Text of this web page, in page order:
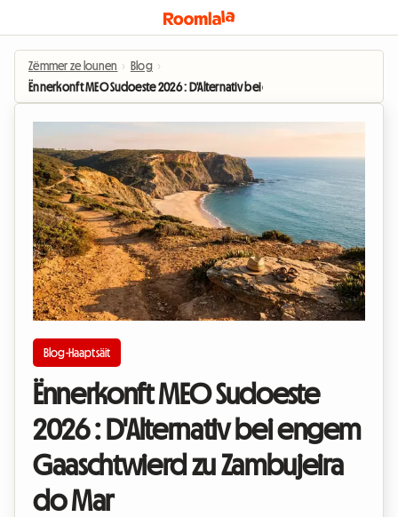
Zëmmer ze lounen › Blog ›
Ënnerkonft MEO Sudoeste 2026 : D'Alternativ bei engem Gaaschtwierd zu
Blog-Haaptsäit
Ënnerkonft MEO Sudoeste
2026 : D'Alternativ bei engem
Gaaschtwierd zu Zambujeira
do Mar